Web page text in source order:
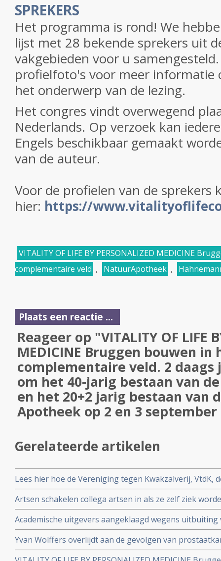
SPREKERS
Het programma is rond! We
lijst met 28 bekende sprekers uit
vakgebieden voor u
profielfoto's voor meer informatie
het onderwerp van de lezing.
Het congres vindt overwegend
Nederlands. Op verzoek kan
Engels beschikbaar gemaakt
van de auteur.
Voor de profielen van de sprekers
hier: https://
VITALITY OF LIFE BY PERSONALIZED MEDICINE
complementaire veld , NatuurApotheek ,
Plaats een reactie ...
Reageer op "VITALITY OF LIFE
MEDICINE Bruggen bouwen in
complementaire veld. 2
om het 40-jarig bestaan van
en het 20+2 jarig bestaan van
Apotheek op 2 en 3 september
Gerelateerde artikelen
Lees hier hoe de Vereniging tegen Kwakzalverij, VtdK,
afgelopen jaren. Een overzicht van artikelen en
Artsen schakelen collega artsen in als ze zelf ziek
zorg nodig heeft. Sommige artsen regelen zelfs met
zichzelf
Academische uitgevers aangeklaagd wegens uitbuiting
Uitgevers verdienden in 2023 miljarden aan
belastinggeld
Yvan Wolffers overlijdt aan de gevolgen van